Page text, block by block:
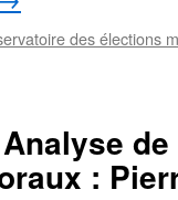
des élections
: